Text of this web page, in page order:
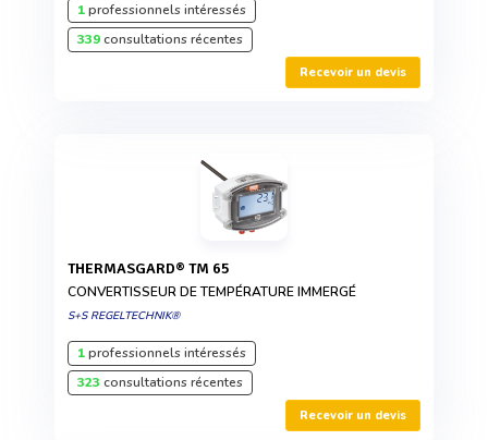
1professionnels intéressés
339consultations récentes
Recevoir un devis
THERMASGARD® TM 65
CONVERTISSEUR DE TEMPÉRATURE IMMERGÉ
S+S REGELTECHNIK®
1professionnels intéressés
323 consultations récentes
Recevoir un devis